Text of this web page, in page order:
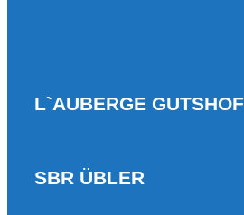
L`AUBERGE GUTSHOF
SBR ÜBLER